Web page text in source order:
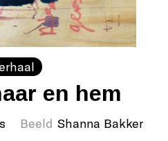
en hem
Beeld Shanna Bakker